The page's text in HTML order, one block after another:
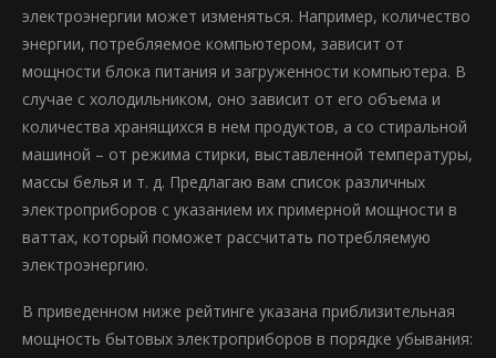
электроэнергии может изменяться. Например, количество
энергии, потребляемое компьютером, зависит от
мощности блока питания и загруженности компьютера. В
случае с холодильником, оно зависит от его объема и
количества хранящихся в нем продуктов, а со стиральной
машиной – от режима стирки, выставленной температуры,
массы белья и т. д. Предлагаю вам список различных
электроприборов с указанием их примерной мощности в
ваттах, который поможет рассчитать потребляемую
электроэнергию.
В приведенном ниже рейтинге указана приблизительная
мощность бытовых электроприборов в порядке убывания: